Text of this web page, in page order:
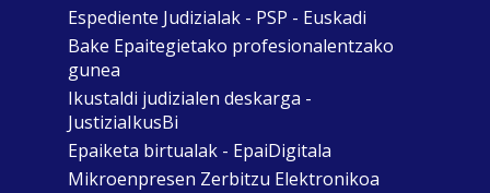
Espediente Judizialak - PSP - Euskadi
Bake Epaitegietako profesionalentzako
gunea
Ikustaldi judizialen deskarga -
JustiziaIkusBi
Epaiketa birtualak - EpaiDigitala
Mikroenpresen Zerbitzu Elektronikoa